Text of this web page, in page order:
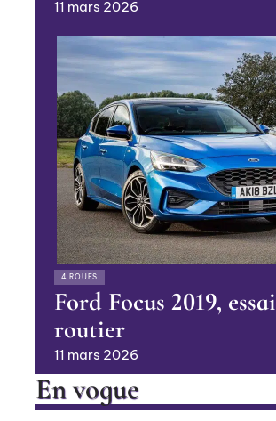
11 mars 2026
4 ROUES
Ford Focus 2019, essai
routier
11 mars 2026
En vogue